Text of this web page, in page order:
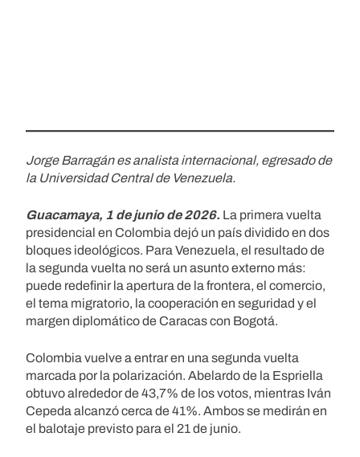
Jorge Barragán es analista internacional, egresado de
la Universidad Central de Venezuela.
Guacamaya, 1 de junio de 2026. La primera vuelta
presidencial en Colombia dejó un país dividido en dos
bloques ideológicos. Para Venezuela, el resultado de
la segunda vuelta no será un asunto externo más:
puede redefinir la apertura de la frontera, el comercio,
el tema migratorio, la cooperación en seguridad y el
margen diplomático de Caracas con Bogotá.
Colombia vuelve a entrar en una segunda vuelta
marcada por la polarización. Abelardo de la Espriella
obtuvo alrededor de 43,7% de los votos, mientras Iván
Cepeda alcanzó cerca de 41%. Ambos se medirán en
el balotaje previsto para el 21 de junio.